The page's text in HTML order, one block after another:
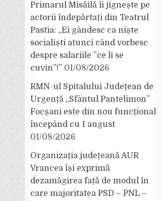
Primarul Misăilă îi jignește pe
actorii îndepărtați din Teatrul
Pastia: „Ei gândesc ca niște
socialiști atunci când vorbesc
despre salariile ”ce li se
cuvin”!” 01/08/2026
RMN-ul Spitalului Județean de
Urgență „Sfântul Pantelimon”
Focșani este din nou funcțional
începând cu 1 august
01/08/2026
Organizația județeană AUR
Vrancea își exprimă
dezamăgirea față de modul în
care majoritatea PSD – PNL –